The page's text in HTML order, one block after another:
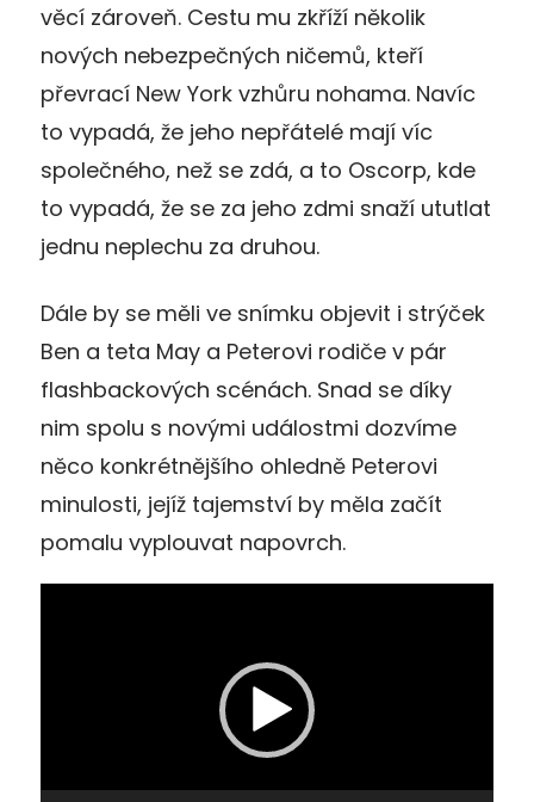
věcí zároveň. Cestu mu zkříží několik
nových nebezpečných ničemů, kteří
převrací New York vzhůru nohama. Navíc
to vypadá, že jeho nepřátelé mají víc
společného, než se zdá, a to Oscorp, kde
to vypadá, že se za jeho zdmi snaží ututlat
jednu neplechu za druhou.
Dále by se měli ve snímku objevit i strýček
Ben a teta May a Peterovi rodiče v pár
flashbackových scénách. Snad se díky
nim spolu s novými událostmi dozvíme
něco konkrétnějšího ohledně Peterovi
minulosti, jejíž tajemství by měla začít
pomalu vyplouvat napovrch.